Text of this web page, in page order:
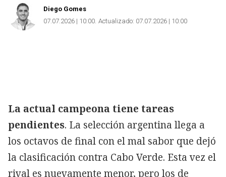
Diego Gomes
07.07.2026 | 10:00 Actualizado: 07.07.2026 | 10:00
La actual campeona tiene tareas
pendientes. La selección argentina llega a
los octavos de final con el mal sabor que dejó
la clasificación contra Cabo Verde. Esta vez el
rival es nuevamente menor, pero los de